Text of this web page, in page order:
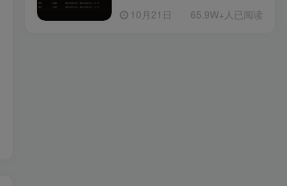
10月21日 65.9W+人已阅读